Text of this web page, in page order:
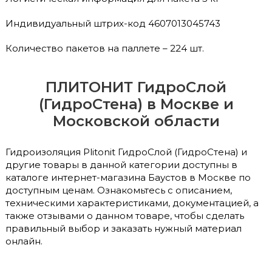
Индивидуальный штрих-код 4607013045743
Количество пакетов на паллете – 224 шт.
ПЛИТОНИТ ГидроСлой
(ГидроСтена) в Москве и
Московской области
Гидроизоляция Plitonit ГидроСлой (ГидроСтена) и
другие товары в данной категории доступны в
каталоге интернет-магазина Баустов в Москве по
доступным ценам. Ознакомьтесь с описанием,
техническими характеристиками, документацией, а
также отзывами о данном товаре, чтобы сделать
правильный выбор и заказать нужный материал
онлайн.